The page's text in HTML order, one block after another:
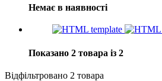
Немає в наявності
Показано 2 товара із 2
Відфільтровано 2 товара